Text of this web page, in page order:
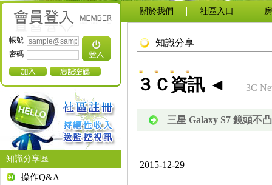
帳號
密碼
知識分享區
操作Q&A
關於我們 社區入口
知識分享
３Ｃ資訊 ◄ 3C
三星 Galaxy S7 鏡頭不
2015-12-29